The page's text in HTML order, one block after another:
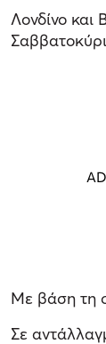
Λονδίνο και
Με βάση τη
Σε